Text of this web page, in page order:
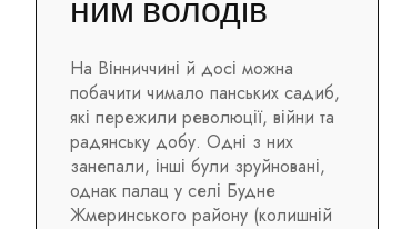
ним володів
На Вінниччині й досі можна
побачити чимало панських садиб,
які пережили революції, війни та
радянську добу. Одні з них
занепали, інші були зруйновані,
однак палац у селі Будне
Жмеринського району (колишній